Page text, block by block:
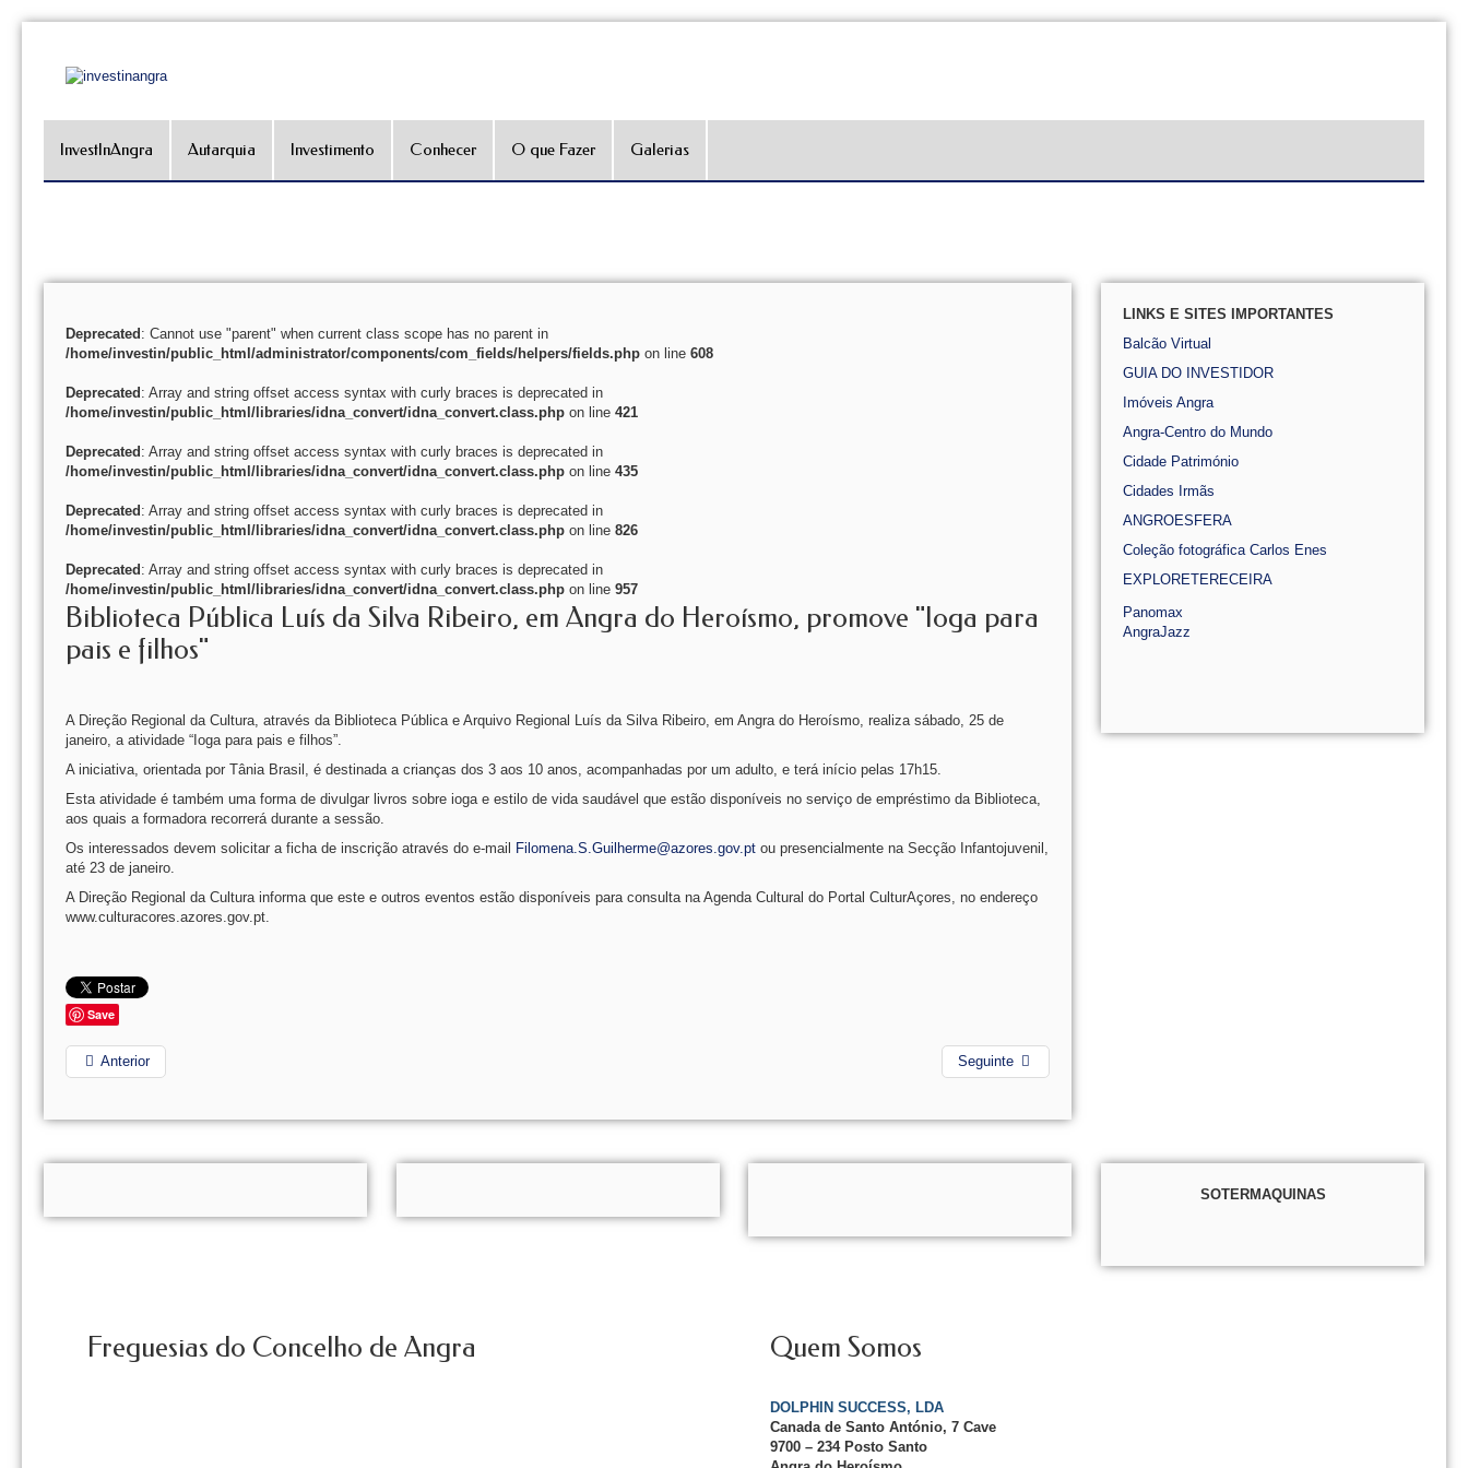
InvestInAngra Autarquia Investimento Conhecer O que Fazer Galerias
Deprecated : Cannot use "parent" when current class scope has no parent in
/home/investin/public_html/administrator/components/com_fields/helpers/fields.php on line 608
Deprecated : Array and string offset access syntax with curly braces is deprecated in
/home/investin/public_html/libraries/idna_convert/idna_convert.class.php on line 421
Deprecated : Array and string offset access syntax with curly braces is deprecated in
/home/investin/public_html/libraries/idna_convert/idna_convert.class.php on line 435
Deprecated : Array and string offset access syntax with curly braces is deprecated in
/home/investin/public_html/libraries/idna_convert/idna_convert.class.php on line 826
Deprecated : Array and string offset access syntax with curly braces is deprecated in
/home/investin/public_html/libraries/idna_convert/idna_convert.class.php on line 957
Biblioteca Pública Luís da Silva Ribeiro, em Angra do Heroísmo, promove "Ioga para
pais e filhos"
A Direção Regional da Cultura, através da Biblioteca Pública e Arquivo Regional Luís da Silva Ribeiro, em Angra do Heroísmo, realiza sábado, 25 de
janeiro, a atividade “Ioga para pais e filhos”.
A iniciativa, orientada por Tânia Brasil, é destinada a crianças dos 3 aos 10 anos, acompanhadas por um adulto, e terá início pelas 17h15.
Esta atividade é também uma forma de divulgar livros sobre ioga e estilo de vida saudável que estão disponíveis no serviço de empréstimo da Biblioteca,
aos quais a formadora recorrerá durante a sessão.
Os interessados devem solicitar a ficha de inscrição através do e-mail
Filomena.S.Guilherme@azores.gov.pt ou presencialmente na Secção Infantojuvenil,
até 23 de janeiro.
A Direção Regional da Cultura informa que este e outros eventos estão disponíveis para consulta na Agenda Cultural do Portal CulturAçores, no endereço
www.culturacores.azores.gov.pt.
Save
Anterior Seguinte
LINKS E SITES IMPORTANTES
Balcão Virtual
GUIA DO INVESTIDOR
Imóveis Angra
Angra-Centro do Mundo
Cidade Património
Cidades Irmãs
ANGROESFERA
Coleção fotográfica Carlos Enes
EXPLORETERECEIRA
Panomax
AngraJazz
SOTERMAQUINAS
Freguesias do Concelho de Angra Quem Somos
DOLPHIN SUCCESS, LDA
Canada de Santo António, 7 Cave
9700 – 234 Posto Santo